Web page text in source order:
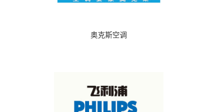
奥克斯空调